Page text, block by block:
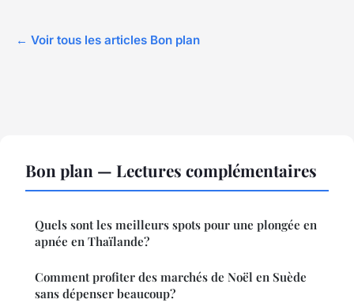
← Voir tous les articles Bon plan
Bon plan — Lectures complémentaires
Quels sont les meilleurs spots pour une plongée en
apnée en Thaïlande?
Comment profiter des marchés de Noël en Suède
sans dépenser beaucoup?